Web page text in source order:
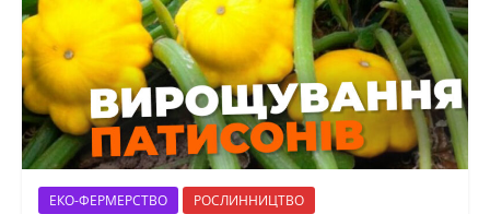
ЕКО-ФЕРМЕРСТВО РОСЛИННИЦТВО